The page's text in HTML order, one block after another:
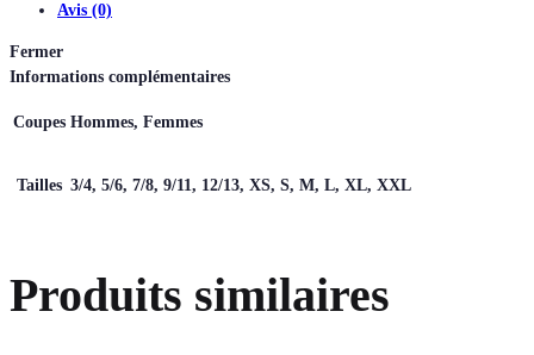
Avis (0)
Fermer
Informations complémentaires
Coupes Hommes, Femmes
Tailles 3/4, 5/6, 7/8, 9/11, 12/13, XS, S, M, L, XL, XXL
Produits similaires